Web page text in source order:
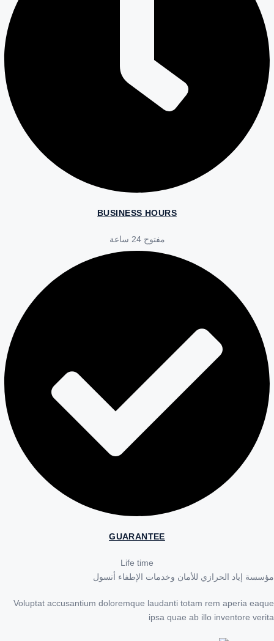
BUSINESS HOURS
مفتوح 24 ساعة
GUARANTEE
Life time
إياد الحرازي للأمان وخدمات الإطفاء أنسول
Voluptat accusantium doloremque laudanti totam rem aperia
ipsa quae ab illo inventore